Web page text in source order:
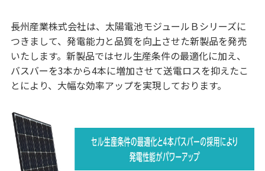
長州産業株式会社は、太陽電池モジュールＢシリーズに
つきまして、発電能力と品質を向上させた新製品を発売
いたします。新製品ではセル生産条件の最適化に加え、
バスバーを3本から4本に増加させて送電ロスを抑えたこ
とにより、大幅な効率アップを実現しております。